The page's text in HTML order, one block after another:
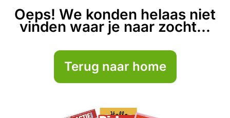
Oeps! We konden helaas niet
vinden waar je naar zocht...
Terug naar home